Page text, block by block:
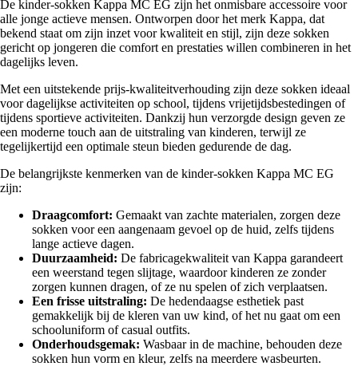
De kinder-sokken Kappa MC EG zijn het onmisbare accessoire voor
alle jonge actieve mensen. Ontworpen door het merk Kappa, dat
bekend staat om zijn inzet voor kwaliteit en stijl, zijn deze sokken
gericht op jongeren die comfort en prestaties willen combineren in het
dagelijks leven.
Met een uitstekende prijs-kwaliteitverhouding zijn deze sokken ideaal
voor dagelijkse activiteiten op school, tijdens vrijetijdsbestedingen of
tijdens sportieve activiteiten. Dankzij hun verzorgde design geven ze
een moderne touch aan de uitstraling van kinderen, terwijl ze
tegelijkertijd een optimale steun bieden gedurende de dag.
De belangrijkste kenmerken van de kinder-sokken Kappa MC EG
zijn:
Draagcomfort: Gemaakt van zachte materialen, zorgen deze
sokken voor een aangenaam gevoel op de huid, zelfs tijdens
lange actieve dagen.
Duurzaamheid: De fabricagekwaliteit van Kappa garandeert
een weerstand tegen slijtage, waardoor kinderen ze zonder
zorgen kunnen dragen, of ze nu spelen of zich verplaatsen.
Een frisse uitstraling: De hedendaagse esthetiek past
gemakkelijk bij de kleren van uw kind, of het nu gaat om een
schooluniform of casual outfits.
Onderhoudsgemak: Wasbaar in de machine, behouden deze
sokken hun vorm en kleur, zelfs na meerdere wasbeurten.